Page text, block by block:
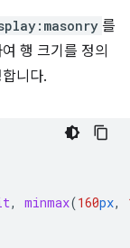
를
행 크기를 정의
니다.
, minmax(160px,